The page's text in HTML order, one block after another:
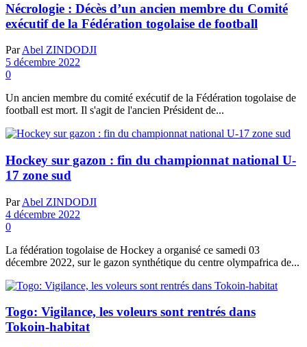
Nécrologie : Décès d’un ancien membre du Comité
exécutif de la Fédération togolaise de football
Par Abel ZINDODJI
5 décembre 2022
0
Un ancien membre du comité exécutif de la Fédération togolaise de
football est mort. Il s'agit de l'ancien Président de...
Hockey sur gazon : fin du championnat national U-
17 zone sud
Par Abel ZINDODJI
4 décembre 2022
0
La fédération togolaise de Hockey a organisé ce samedi 03
décembre 2022, sur le gazon synthétique du centre olympafrica de...
Togo: Vigilance, les voleurs sont rentrés dans
Tokoin-habitat